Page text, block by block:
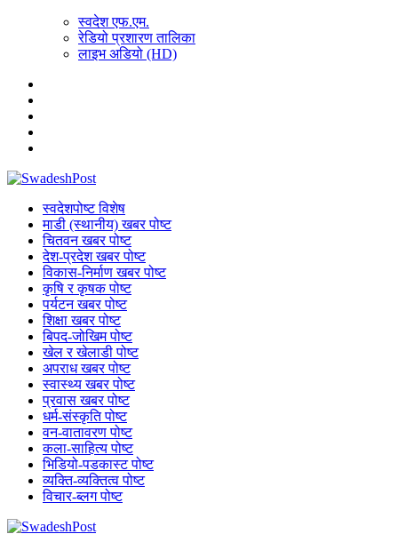
स्वदेश एफ.एम.
रेडियो प्रशारण तालिका
लाइभ अडियो (HD)
स्वदेशपोष्ट विशेष
माडी (स्थानीय) खबर पोष्ट
चितवन खबर पोष्ट
देश-प्रदेश खबर पोष्ट
विकास-निर्माण खबर पोष्ट
कृषि र कृषक पोष्ट
पर्यटन खबर पोष्ट
शिक्षा खबर पोष्ट
बिपद-जोखिम पोष्ट
खेल र खेलाडी पोष्ट
अपराध खबर पोष्ट
स्वास्थ्य खबर पोष्ट
प्रवास खबर पोष्ट
धर्म-संस्कृति पोष्ट
वन-वातावरण पोष्ट
कला-साहित्य पोष्ट
भिडियो-पडकास्ट पोष्ट
व्यक्ति-व्यक्तित्व पोष्ट
विचार-ब्लग पोष्ट